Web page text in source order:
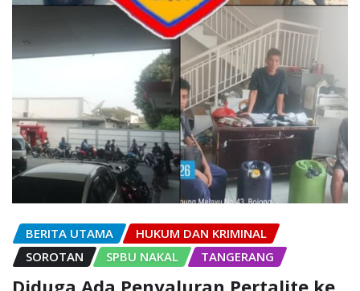
BERITA UTAMA
HUKUM DAN KRIMINAL
SOROTAN
SPBU NAKAL TANGERANG